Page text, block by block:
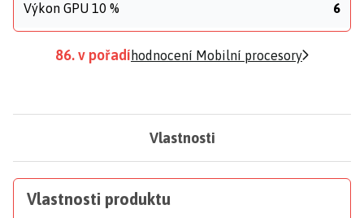
Výkon GPU 10 % 6
86. v pořadí hodnocení Mobilní procesory
Vlastnosti
Vlastnosti produktu